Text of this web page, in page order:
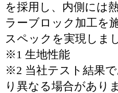
を採用し、内側には
ラーブロック加工を
スペックを実現しま
※1 生地性能
※2 当社テスト結果
り異なる場合があり